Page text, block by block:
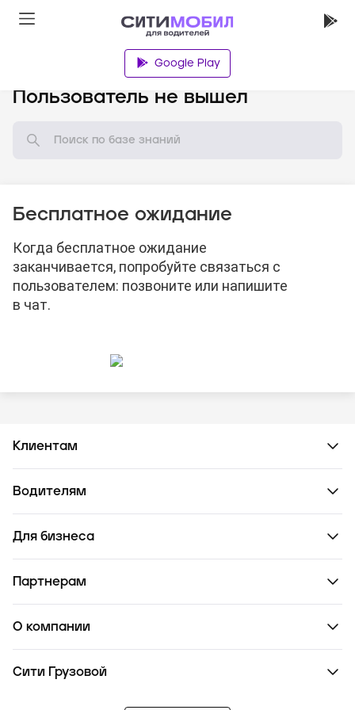
Google Play
Пользователь не вышел
Бесплатное ожидание
Когда бесплатное ожидание
заканчивается, попробуйте связаться с
пользователем: позвоните или напишите
в чат.
Клиентам
Водителям
Для бизнеса
Партнерам
О компании
Сити Грузовой